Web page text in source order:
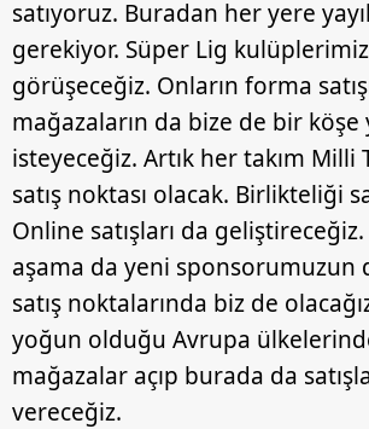
satıyoruz. Buradan her yere
gerekiyor. Süper Lig
görüşeceğiz. Onların forma
mağazaların da bize de bir köşe
isteyeceğiz. Artık her takım Milli
satış noktası olacak. Birlikteliği
Online satışları da
aşama da yeni sponsorumuzun
satış noktalarında biz de
yoğun olduğu Avrupa
mağazalar açıp burada da
vereceğiz.